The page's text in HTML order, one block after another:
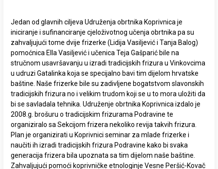
Jedan od glavnih ciljeva Udruženja obrtnika Koprivnica je
iniciranje i sufinanciranje cjeloživotnog učenja obrtnika pa su
zahvaljujući tome dvije frizerke (Lidija Vasiljević i Tanja Balog)
pomoćnica Ella Vasiljević i učenica Teja Gašparić bile na
stručnom usavršavanju u izradi tradicijskih frizura u Vinkovcima
u udruzi Gatalinka koja se specijalno bavi tim dijelom hrvatske
baštine. Naše frizerke bile su zadivljene bogatstvom slavonskih
tradicijskih frizura no i velikim trudom koji se u to mora uložiti da
bi se savladala tehnika. Udruženje obrtnika Koprivnica izdalo je
2008.g. brošuru o tradicijskim frizurama Podravine te
organiziralo sa Sekcijom frizera nekoliko revija takvih frizura.
Plan je organizirati u Koprivnici seminar za mlade frizerke i
naučiti ih izradi tradicijskih frizura Podravine kako bi svaka
generacija frizera bila upoznata sa tim dijelom naše baštine.
Zahvaljujući pomoći koprivničke etnologinje Vesne Peršić-Kovač